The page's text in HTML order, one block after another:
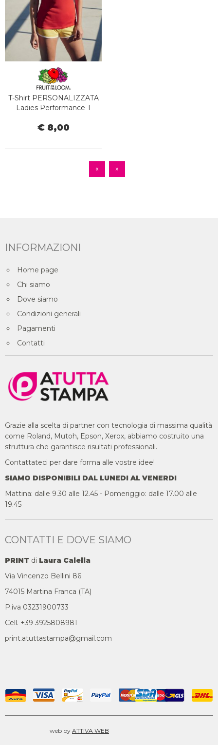
T-Shirt PERSONALIZZATA
Ladies Performance T
€ 8,00
« »
INFORMAZIONI
Home page
Chi siamo
Dove siamo
Condizioni generali
Pagamenti
Contatti
Grazie alla scelta di partner con tecnologia di massima qualità
come Roland, Mutoh, Epson, Xerox, abbiamo costruito una
struttura che garantisce risultati professionali.
Contattateci per dare forma alle vostre idee!
SIAMO DISPONIBILI DAL LUNEDI AL VENERDI
Mattina: dalle 9.30 alle 12.45 - Pomeriggio: dalle 17.00 alle
19.45
CONTATTI E DOVE SIAMO
PRINT di Laura Calella
Via Vincenzo Bellini 86
74015 Martina Franca (TA)
P.iva 03231900733
Cell. +39 3925808981
print.atuttastampa@gmail.com
web by ATTIVA WEB